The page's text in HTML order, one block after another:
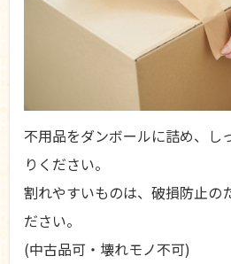
不用品をダンボールに詰め、し
りください。
割れやすいものは、破損防止の
ださい。
(中古品可・壊れモノ不可)